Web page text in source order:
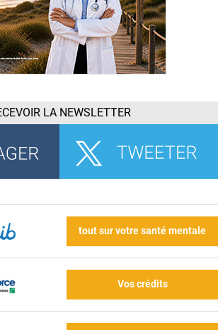
LA NEWSLETTER
tout sur votre santé mentale
Vos crédits